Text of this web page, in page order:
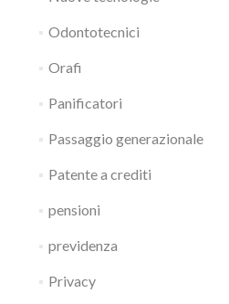
Odontotecnici
Orafi
Panificatori
Passaggio generazionale
Patente a crediti
pensioni
previdenza
Privacy